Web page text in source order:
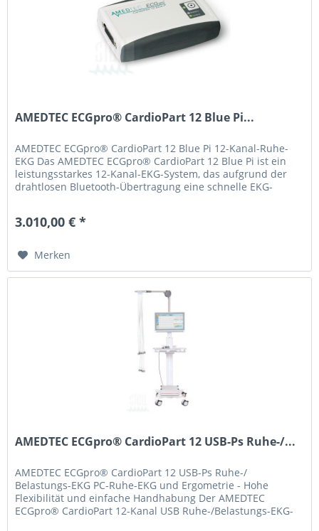
AMEDTEC ECGpro® CardioPart 12 Blue Pi...
AMEDTEC ECGpro® CardioPart 12 Blue Pi 12-Kanal-Ruhe-
EKG Das AMEDTEC ECGpro® CardioPart 12 Blue Pi ist ein
leistungsstarkes 12-Kanal-EKG-System, das aufgrund der
drahtlosen Bluetooth-Übertragung eine schnelle EKG-
3.010,00 € *
Merken
AMEDTEC ECGpro® CardioPart 12 USB-Ps Ruhe-/...
AMEDTEC ECGpro® CardioPart 12 USB-Ps Ruhe-/
Belastungs-EKG PC-Ruhe-EKG und Ergometrie - Hohe
Flexibilität und einfache Handhabung Der AMEDTEC
ECGpro® CardioPart 12-Kanal USB Ruhe-/Belastungs-EKG-